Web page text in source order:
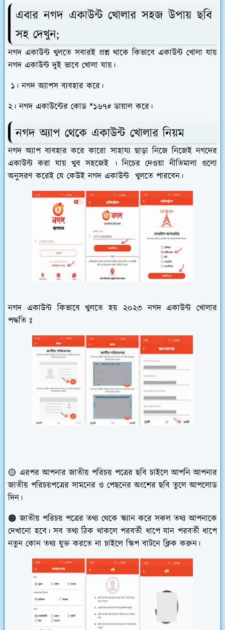
এবার নগদ একাউন্ট খোলার সহজ উপায় ছবি
সহ দেখুন;
নগদ একাউন্ট খুলতে সবারই প্রশ্ন থাকে কিভাবে একাউন্ট খোলা যায়
নগদ একাউন্ট দুই ভাবে খোলা যায়।
১। নগদ অ্যাপস ব্যবহার করে।
২। নগদ একাউন্টের কোড *১৬৭# ডায়াল করে।
নগদ অ্যাপ থেকে একাউন্ট খোলার নিয়ম
নগদ অ্যাপ ব্যবহার করে কারো সাহায্য ছাড়া নিজে নিজেই নগদের
একাউন্ট করা যায় খুব সহজেই । নিচের দেওয়া নীতিমালা গুলো
অনুসরণ করেই যে কেউই নগদ একাউন্ট খুলতে পারবেন।
নগদ একাউন্ট কিভাবে খুলতে হয় ২০২৩ নগদ একাউন্ট খোলার
পদ্ধতি ঃ
🟡 এরপর আপনার জাতীয় পরিচয় পত্রের ছবি চাইলে আপনি আপনার
জাতীয় পরিচয়পত্রের সামনের ও পেছনের অংশের ছবি তুলে আপলোড
দিন।
🟠 জাতীয় পরিচয় পত্রের তথ্য থেকে স্ক্যান করে সকল তথ্য আপনাকে
দেখানো হবে। সব তথ্য ঠিক থাকলে পরবর্তী ধাপে যান পরবর্তী ধাপে
নতুন কোন তথ্য যুক্ত করতে না চাইলে স্কিপ বাটনে ক্লিক করুন।